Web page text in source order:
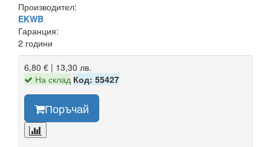
Производител:
EKWB
Гаранция:
2 години
6,80 € | 13,30 лв.
На склад Код: 55427
Поръчай